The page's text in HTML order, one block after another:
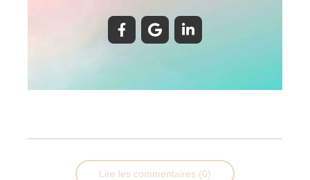
Lire les commentaires (0)